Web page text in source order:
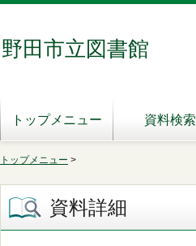
野田市立図書館
トップメニュー 資料検索
トップメニュー >
資料詳細